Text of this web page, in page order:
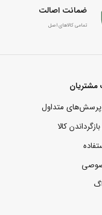
ضمانت اصالت
تمامی کالاهای اصل
پرسش‌های متداول
کالا